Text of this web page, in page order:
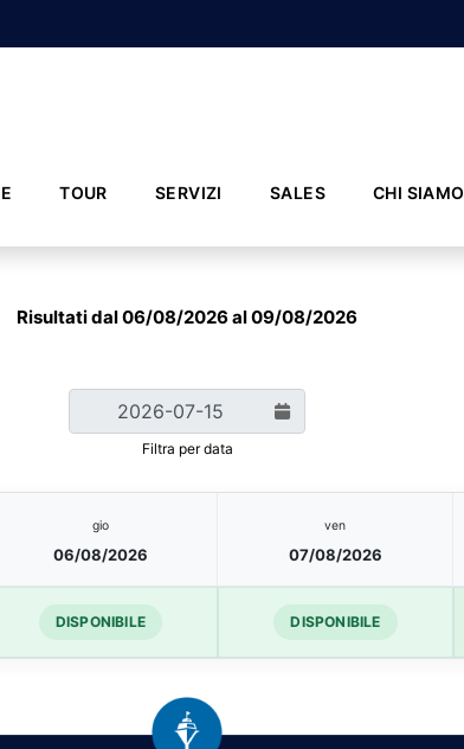
TOUR SERVIZI SALES CHI SIAMO
Risultati dal 06/08/2026 al 09/08/2026
Filtra per data
gio
06/08/2026
ven
07/08/2026
DISPONIBILE DISPONIBILE